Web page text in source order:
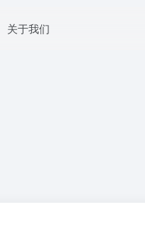
关于我们